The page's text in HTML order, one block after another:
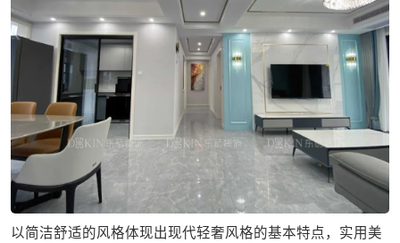
以简洁舒适的风格体现出现代轻奢风格的基本特点，实用美